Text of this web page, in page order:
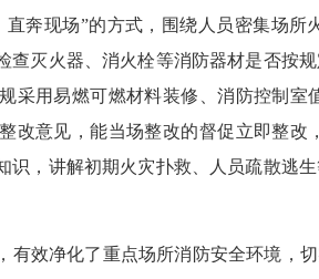
现场”的方式，围绕人员密集场所
查灭火器、消火栓等消防器材是否按
采用易燃可燃材料装修、消防控制
改意见，能当场整改的督促立即整
识，讲解初期火灾扑救、人员疏散逃
净化了重点场所消防安全环境，